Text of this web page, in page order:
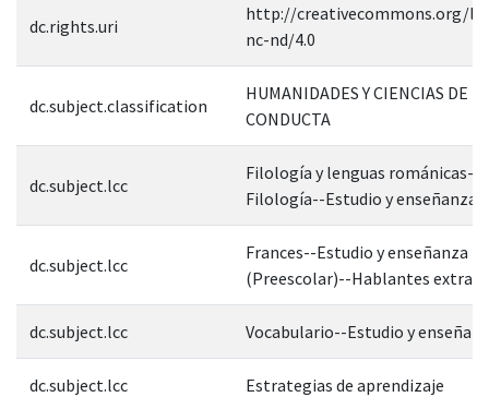
dc.rights.uri
http://creativecommons.org/
nc-nd/4.0
dc.subject.classification
HUMANIDADES Y CIENCIAS DE LA
CONDUCTA
dc.subject.lcc
Filología y lenguas románicas--
Filología--Estudio y enseñanza
dc.subject.lcc
Frances--Estudio y enseñanza
(Preescolar)--Hablantes
dc.subject.lcc Vocabulario--Estudio y
dc.subject.lcc Estrategias de aprendizaje